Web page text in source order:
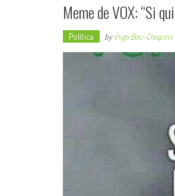
Meme de VOX: “Si
Política byÍñigo Bou-Crespins